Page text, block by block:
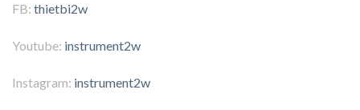
FB: thietbi2w
Youtube: instrument2w
Instagram: instrument2w